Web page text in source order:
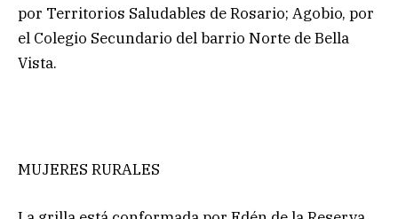
por Territorios Saludables de Rosario; Agobio, por
el Colegio Secundario del barrio Norte de Bella
Vista.
MUJERES RURALES